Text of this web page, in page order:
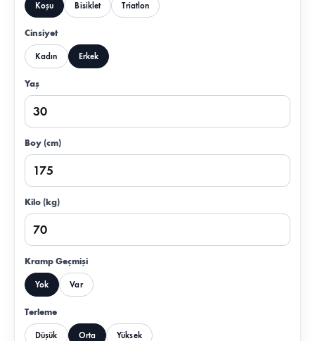
Koşu Bisiklet Triatlon
Cinsiyet
Kadın Erkek
Yaş
Boy (cm)
Kilo (kg)
Kramp Geçmişi
Yok Var
Terleme
Düşük Orta Yüksek